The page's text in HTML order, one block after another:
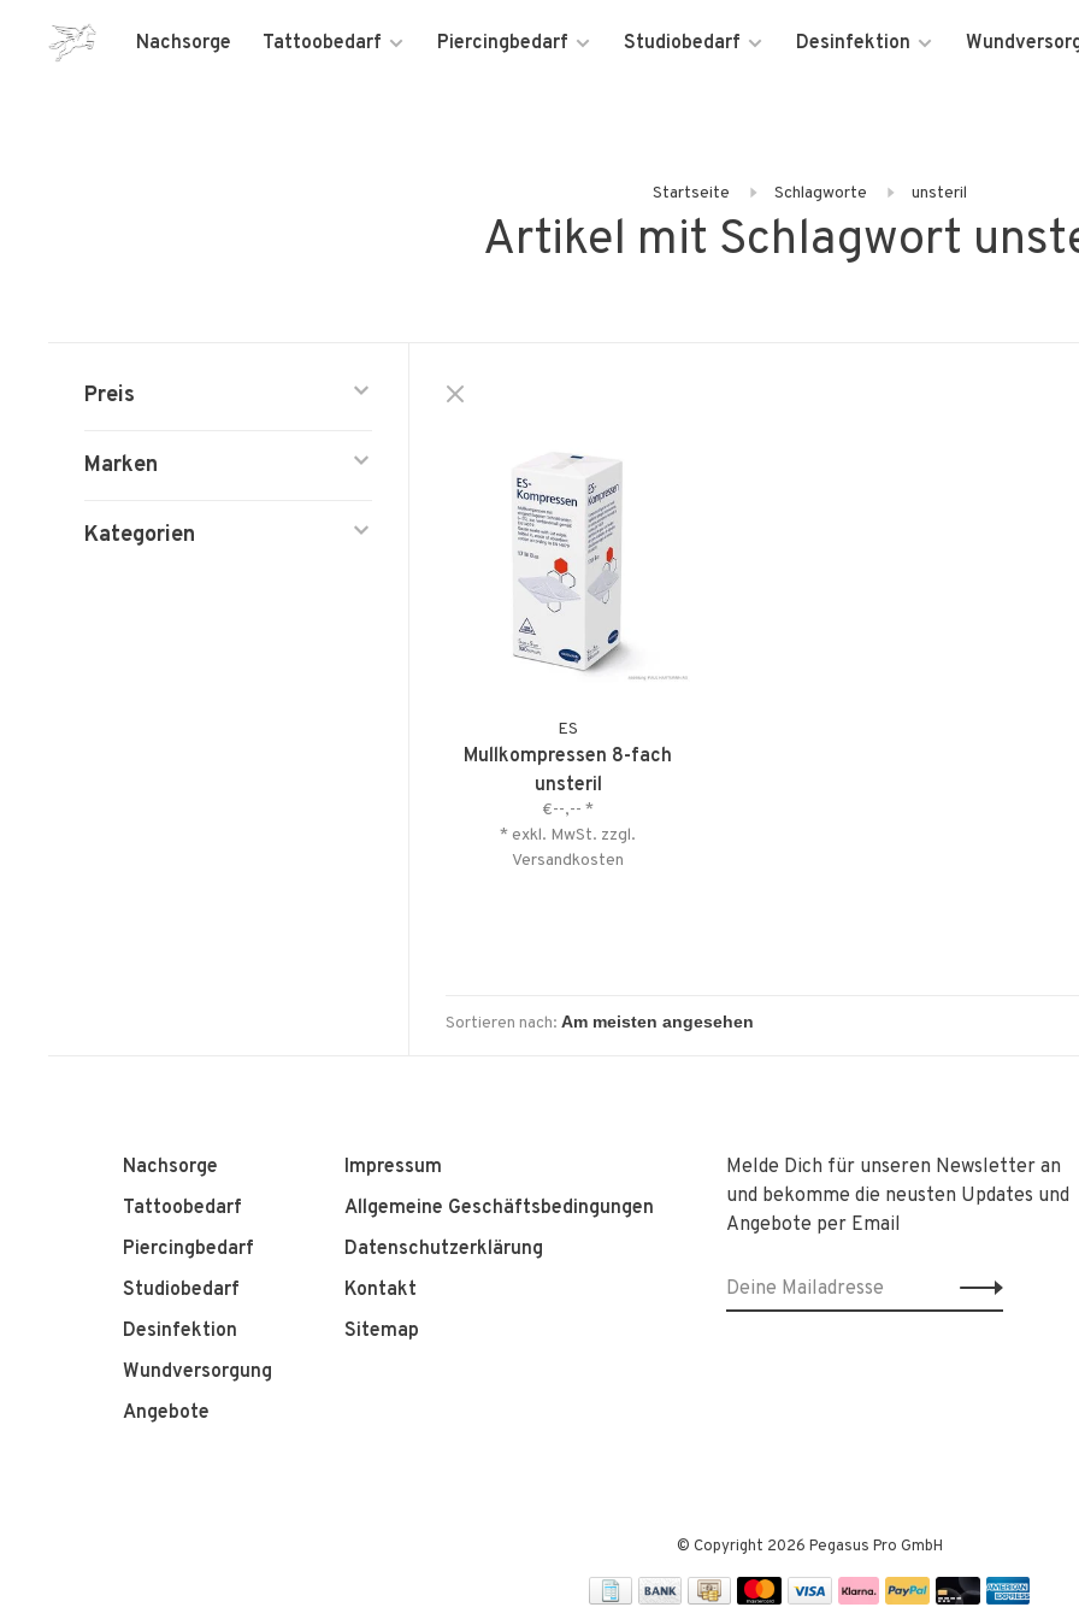
Nachsorge Tattoobedarf Piercingbedarf Studiobedarf Desinfektion
Startseite Schlagworte unsteril
Artikel mit Schlagwort
Preis
Marken
Kategorien
ES
Mullkompressen 8-fach
unsteril
€--,-- *
* exkl. MwSt. zzgl.
Versandkosten
Sortieren nach:
Nachsorge
Tattoobedarf
Piercingbedarf
Studiobedarf
Desinfektion
Wundversorgung
Angebote
Impressum
Allgemeine Geschäftsbedingungen
Datenschutzerklärung
Kontakt
Sitemap
Melde Dich für unseren Newsletter an
und bekomme die neusten Updates und
Angebote per Email
© Copyright 2026 Pegasus Pro GmbH